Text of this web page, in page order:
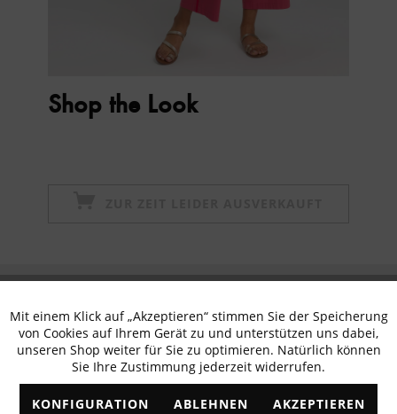
Shop the Look
erhalten
✓ Exklusive Angebote ✓ Die aktuellsten Trends
Funktionale Aktiv
Marketing Inaktiv
Mit einem Klick auf „Akzeptieren“ stimmen Sie der Speicherung
von Cookies auf Ihrem Gerät zu und unterstützen uns dabei,
unseren Shop weiter für Sie zu optimieren. Natürlich können
Sie Ihre Zustimmung jederzeit widerrufen.
KONFIGURATION ABLEHNEN AKZEPTIEREN